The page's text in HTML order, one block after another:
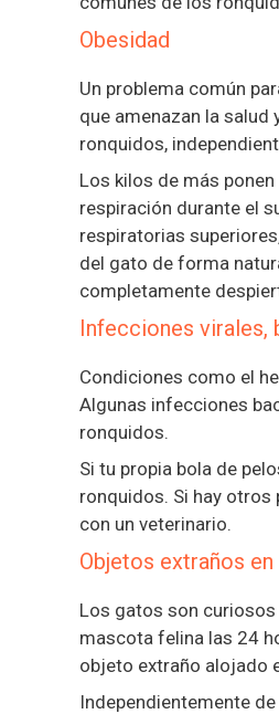
Obesidad
Un problema común
que amenazan la
ronquidos,
Los kilos de más
respiración durante el
respiratorias
del gato de forma
completamente
Infecciones virales,
Condiciones como el
Algunas infecciones
ronquidos.
Si tu propia bola de
ronquidos. Si hay
con un veterinario.
Objetos extraños
Los gatos son curiosos
mascota felina las 24
objeto extraño alojado
Independientemente